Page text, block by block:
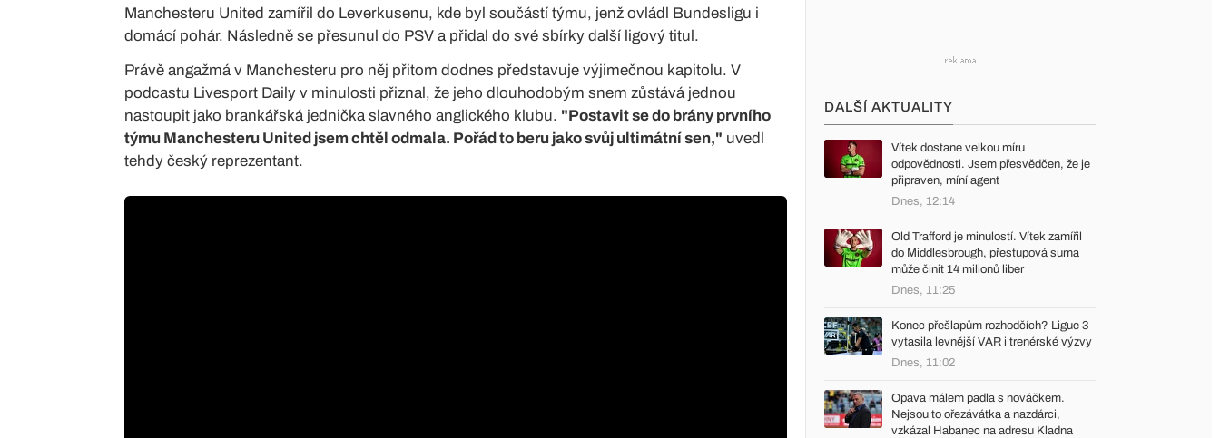
Manchesteru United zamířil do Leverkusenu, kde byl součástí týmu, jenž ovládl Bundesligu i
domácí pohár. Následně se přesunul do PSV a přidal do své sbírky další ligový titul.
Právě angažmá v Manchesteru pro něj přitom dodnes představuje výjimečnou kapitolu. V
podcastu Livesport Daily v minulosti přiznal, že jeho dlouhodobým snem zůstává jednou
nastoupit jako brankářská jednička slavného anglického klubu. "Postavit se do brány prvního
týmu Manchesteru United jsem chtěl odmala. Pořád to beru jako svůj ultimátní sen," uvedl
tehdy český reprezentant.
DALŠÍ AKTUALITY
Vítek dostane velkou míru
odpovědnosti. Jsem přesvědčen, že je
připraven, míní agent
Dnes, 12:14
Old Trafford je minulostí. Vítek zamířil
do Middlesbrough, přestupová suma
může činit 14 milionů liber
Dnes, 11:25
Konec přešlapům rozhodčích? Ligue 3
vytasila levnější VAR i trenérské výzvy
Dnes, 11:02
Opava málem padla s nováčkem.
Nejsou to ořezávátka a nazdárci,
vzkázal Habanec na adresu Kladna